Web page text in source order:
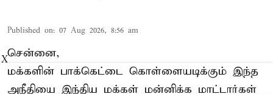
Published on: 07 Aug 2026, 8:56 am
சென்னை,
மக்களின் பாக்கெட்டை கொள்ளையடிக்கும் இந்த
அநீதியை இந்திய மக்கள் மன்னிக்க மாட்டார்கள்
X